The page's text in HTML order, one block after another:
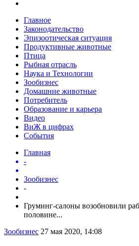
Главное
Законодательство
Эпизоотическая ситуация
Продуктивные животные
Птица
Рыбная отрасль
Наука и Технологии
Зообизнес
Домашние животные
Потребитель
Образование и карьера
Видео
ВиЖ в цифрах
События
Главная
-
Зообизнес
-
Груминг-салоны возобновили
половине...
Зообизнес 27 мая 2020, 14:08